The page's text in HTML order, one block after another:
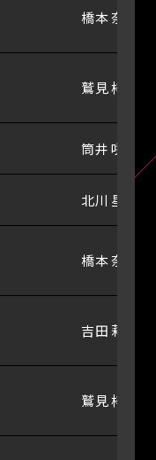
橋本 奈津
鷲見 梓沙
筒井 咲帆
北川 星瑠
橋本 奈津
吉田 莉帆
鷲見 梓沙